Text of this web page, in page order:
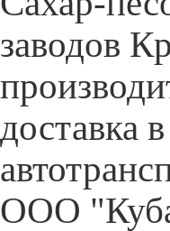
заводов
доставка
ООО